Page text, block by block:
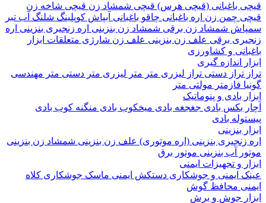
باغبانی (قیچی هرس)قیچی شمشاد زنقیچی شاخه زن
چمن زناره باغبانیچاقو باغبانیآبپاش کوپلینگ شلنگ آبتبر
شمشاد زن برقی شمشاد زن بنزینیاره زنجیری بنزینیاره
برقی علف زن بنزینیعلف زن شارژیمتعلقات ابزار
و کشاورزی
اندازه گیری
تراز دستیتراز لیزریمترمتر لیزریمتر دستیمتر مهندسی
فازمترمولتی متر
بادی و پنوماتیک
بکس بادی جغجغه بادی میخکوب بادی منگنه کوب بادی
بادی
بنزینی
بنزینی (اره موتوری)علف زن بنزینیشمشاد زن بنزینی
آب بنزینیموتور برق
و تجهیزات ایمنی
ایمنی و جوشکاریدستکش ایمنی ماسک جوشکاریکلاه
محافظ گوش
جوش و برش